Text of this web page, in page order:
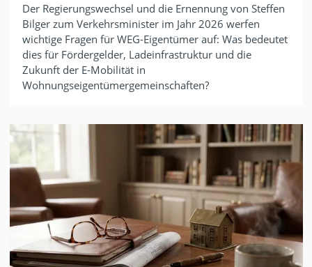
Der Regierungswechsel und die Ernennung von Steffen
Bilger zum Verkehrsminister im Jahr 2026 werfen
wichtige Fragen für WEG-Eigentümer auf: Was bedeutet
dies für Fördergelder, Ladeinfrastruktur und die
Zukunft der E-Mobilität in
Wohnungseigentümergemeinschaften?